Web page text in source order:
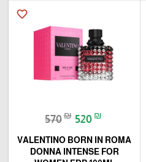
favorite_border
570₪ 520 ₪
VALENTINO BORN IN ROMA
DONNA INTENSE FOR